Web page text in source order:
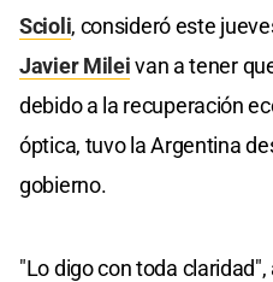
Scioli, consideró este
Javier Mileivan a tener
debido a la recuperación
óptica, tuvo la Argentina
gobierno.
"Lo digo con toda